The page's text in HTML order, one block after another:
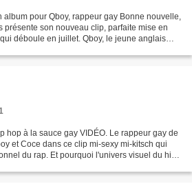
album pour Qboy, rappeur gay Bonne nouvelle,
présente son nouveau clip, parfaite mise en
déboule en juillet. Qboy, le jeune anglais
hop à la sauce gay VIDÉO. Le rappeur gay de
et Coce dans ce clip mi-sexy mi-kitsch qui
du rap. Et pourquoi l'univers visuel du hip